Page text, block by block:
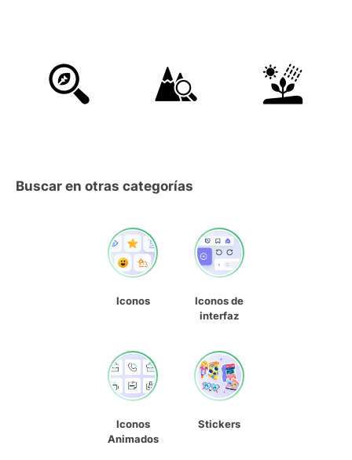
Buscar en otras categorías
Iconos
Iconos de
interfaz
Iconos
Animados
Stickers